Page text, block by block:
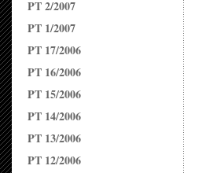
PT 2/2007
PT 1/2007
PT 17/2006
PT 16/2006
PT 15/2006
PT 14/2006
PT 13/2006
PT 12/2006